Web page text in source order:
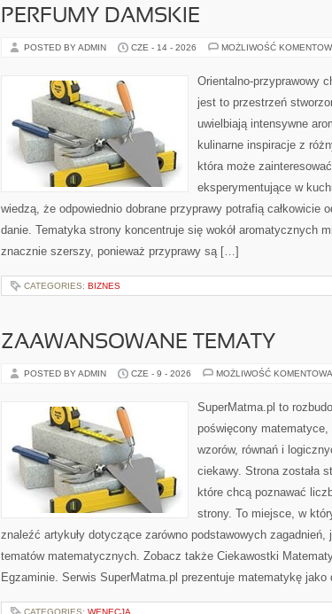
PERFUMY DAMSKIE
POSTED BY ADMIN CZE - 14 - 2026 MOŻLIWOŚĆ
Orientalno-przyprawowy
jest to przestrzeń
uwielbiają intensywne
kulinarne inspiracje z
która może
eksperymentujące w
wiedzą, że odpowiednio dobrane przyprawy potrafią całkowicie
danie. Tematyka strony koncentruje się wokół aromatycznych
znacznie szerszy, ponieważ przyprawy są […]
CATEGORIES: BIZNES
ZAAWANSOWANE TEMATY
POSTED BY ADMIN CZE - 9 - 2026 MOŻLIWOŚĆ
SuperMatma.pl to
poświęcony
wzorów, równań i
ciekawy. Strona została
które chcą poznawać
strony. To miejsce, w
znaleźć artykuły dotyczące zarówno podstawowych
tematów matematycznych. Zobacz także Ciekawostki
Egzaminie. Serwis SuperMatma.pl prezentuje matematykę
CATEGORIES: WENECJA